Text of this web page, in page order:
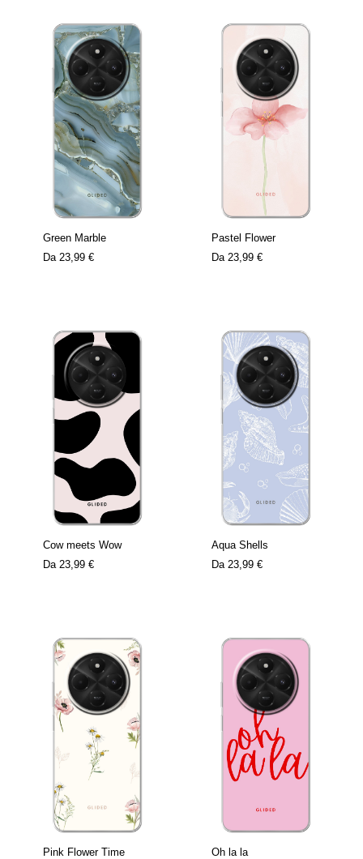
Green Marble
Da 23,99 €
Pastel Flower
Da 23,99 €
Cow meets Wow
Da 23,99 €
Aqua Shells
Da 23,99 €
Pink Flower Time
Oh la la